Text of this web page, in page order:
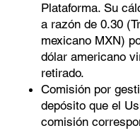
Plataforma. Su
a razón de 0.30
mexicano MXN)
dólar americano
retirado.
Comisión por
depósito que el
comisión